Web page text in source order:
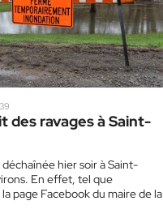
des ravages à Saint-
déchaînée hier soir à Saint-
En effet, tel que
page Facebook du maire de la